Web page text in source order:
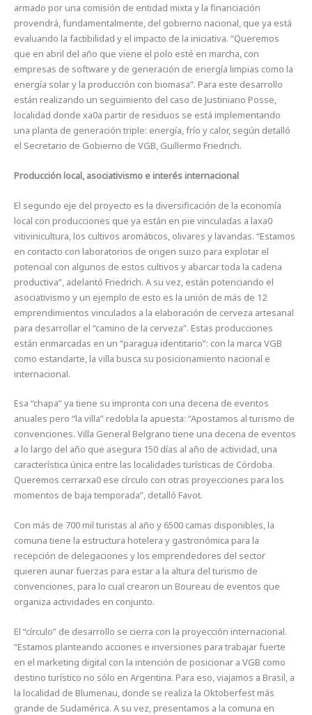
armado por una comisión de entidad mixta y la financiación
provendrá, fundamentalmente, del gobierno nacional, que ya está
evaluando la factibilidad y el impacto de la iniciativa. “Queremos
que en abril del año que viene el polo esté en marcha, con
empresas de software y de generación de energía limpias como la
energía solar y la producción con biomasa”. Para este desarrollo
están realizando un seguimiento del caso de Justiniano Posse,
localidad donde xa0a partir de residuos se está implementando
una planta de generación triple: energía, frío y calor, según detalló
el Secretario de Gobierno de VGB, Guillermo Friedrich.
Producción local, asociativismo e interés internacional
El segundo eje del proyecto es la diversificación de la economía
local con producciones que ya están en pie vinculadas a laxa0
vitivinicultura, los cultivos aromáticos, olivares y lavandas. “Estamos
en contacto con laboratorios de origen suizo para explotar el
potencial con algunos de estos cultivos y abarcar toda la cadena
productiva”, adelantó Friedrich. A su vez, están potenciando el
asociativismo y un ejemplo de esto es la unión de más de 12
emprendimientos vinculados a la elaboración de cerveza artesanal
para desarrollar el “camino de la cerveza”. Estas producciones
están enmarcadas en un “paragua identitario”: con la marca VGB
como estandarte, la villa busca su posicionamiento nacional e
internacional.
Esa “chapa” ya tiene su impronta con una decena de eventos
anuales pero “la villa” redobla la apuesta: “Apostamos al turismo de
convenciones. Villa General Belgrano tiene una decena de eventos
a lo largo del año que asegura 150 días al año de actividad, una
característica única entre las localidades turísticas de Córdoba.
Queremos cerrarxa0 ese círculo con otras proyecciones para los
momentos de baja temporada”, detalló Favot.
Con más de 700 mil turistas al año y 6500 camas disponibles, la
comuna tiene la estructura hotelera y gastronómica para la
recepción de delegaciones y los emprendedores del sector
quieren aunar fuerzas para estar a la altura del turismo de
convenciones, para lo cual crearon un Boureau de eventos que
organiza actividades en conjunto.
El “círculo” de desarrollo se cierra con la proyección internacional.
“Estamos planteando acciones e inversiones para trabajar fuerte
en el marketing digital con la intención de posicionar a VGB como
destino turístico no sólo en Argentina. Para eso, viajamos a Brasil, a
la localidad de Blumenau, donde se realiza la Oktoberfest más
grande de Sudamérica. A su vez, presentamos a la comuna en